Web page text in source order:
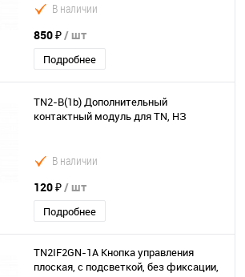
В наличии
850 ₽/ шт
Подробнее
TN2-B(1b) Дополнительный
контактный модуль для TN, НЗ
В наличии
120 ₽/ шт
Подробнее
TN2IF2GN-1A Кнопка управления
плоская, с подсветкой, без фиксации,